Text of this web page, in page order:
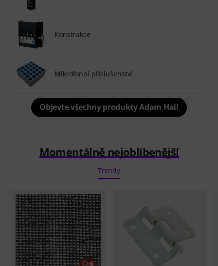
Konstrukce
Mikrofonní příslušenství
Objevte všechny produkty Adam Hall
Momentálně nejoblíbenější
Trendy